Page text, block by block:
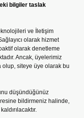
bilgiler taslak
ve İletişim
olarak hizmet
olarak denetleme
Ancak, üyelerimiz
olup, siteye üye olarak bu
düşündüğünüz
bildirmeniz halinde,